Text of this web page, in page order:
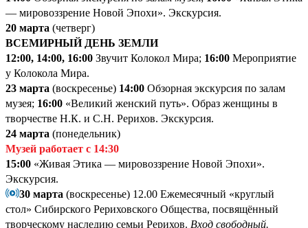
— мировоззрение Новой Эпохи». Экскурсия.
20 марта (четверг)
ВСЕМИРНЫЙ ДЕНЬ ЗЕМЛИ
12:00, 14:00, 16:00 Звучит Колокол Мира; 16:00 Мероприятие
у Колокола Мира.
23 марта (воскресенье) 14:00 Обзорная экскурсия по залам
музея; 16:00 «Великий женский путь». Образ женщины в
творчестве Н.К. и С.Н. Рерихов. Экскурсия.
24 марта (понедельник)
Музей работает с 14:30
15:00 «Живая Этика — мировоззрение Новой Эпохи».
Экскурсия.
30 марта (воскресенье) 12.00 Ежемесячный «круглый
стол» Сибирского Рериховского Общества, посвящённый
творческому наследию семьи Рерихов. Вход свободный.